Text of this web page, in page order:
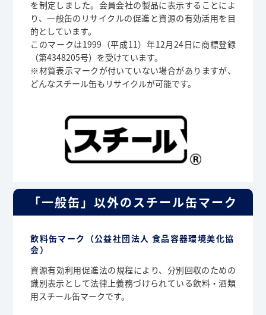
を制定しました。会員会社の製品に表示することによ
り、一般缶のリサイクルの促進と資源の有効活用を目
的としています。
このマークは1999（平成11）年12月24日に商標登録
（第4348205号）を受けています。
※材質表示マークが付いていない場合がありますが、
どんなスチール缶もリサイクルが可能です。
「一般缶」以外のスチール缶マーク
飲料缶マーク（公益社団法人 食品容器環境美化協
会）
資源有効利用促進法の規程により、分別回収のための
識別表示として法律上義務づけられている飲料・酒類
用スチール缶マークです。